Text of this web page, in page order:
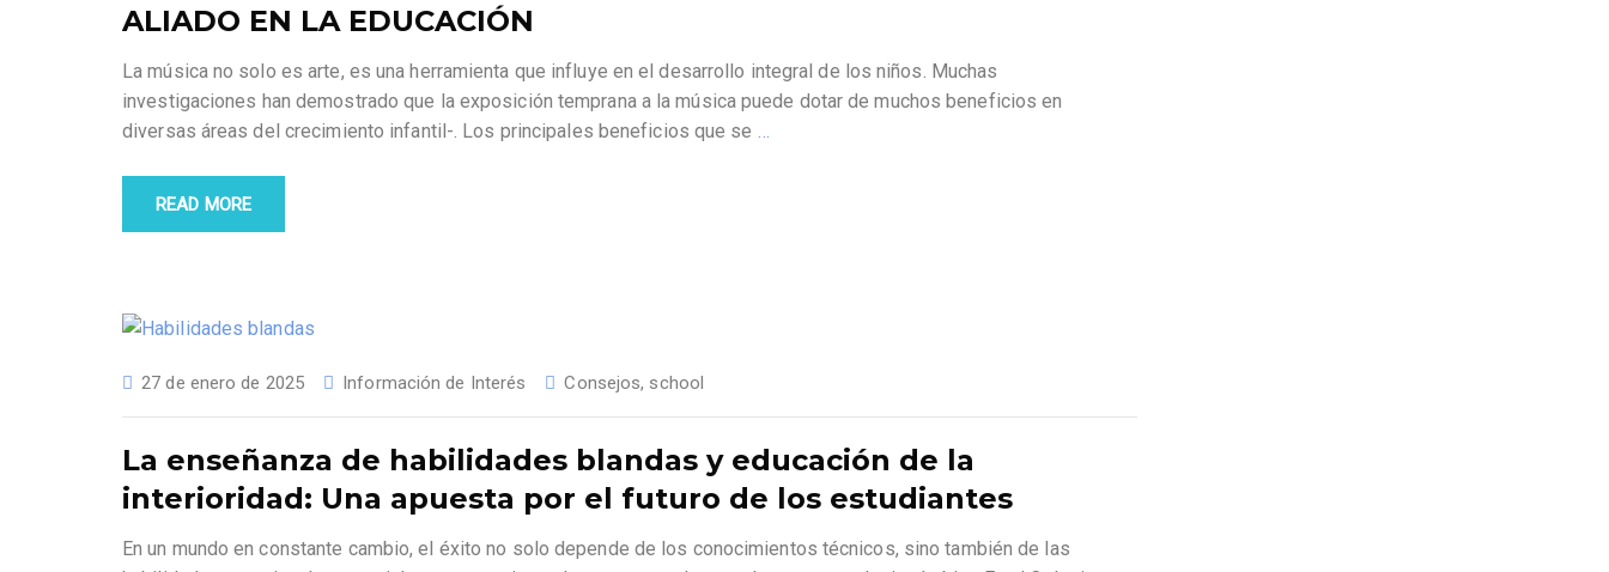
ALIADO EN LA EDUCACIÓN
La música no solo es arte, es una herramienta que influye en el desarrollo integral de los niños. Muchas
investigaciones han demostrado que la exposición temprana a la música puede dotar de muchos beneficios en
diversas áreas del crecimiento infantil-. Los principales beneficios que se …
READ MORE
27 de enero de 2025 Información de Interés Consejos, school
La enseñanza de habilidades blandas y educación de la
interioridad: Una apuesta por el futuro de los estudiantes
En un mundo en constante cambio, el éxito no solo depende de los conocimientos técnicos, sino también de las